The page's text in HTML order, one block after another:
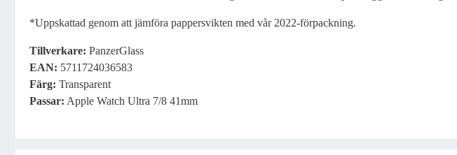
*Uppskattad genom att jämföra pappersvikten med vår 2022-förpackning.
Tillverkare: PanzerGlass
EAN: 5711724036583
Färg: Transparent
Passar: Apple Watch Ultra 7/8 41mm